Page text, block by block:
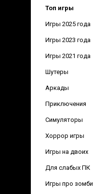
Топ игры
Игры 2025 года
Игры 2023 года
Игры 2021 года
Шутеры
Аркады
Приключения
Симуляторы
Хоррор игры
Игры на двоих
Для слабых ПК
Игры про зомби